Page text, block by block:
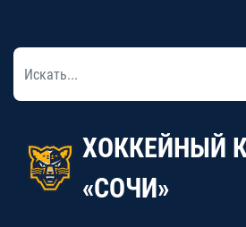
ХОККЕЙНЫЙ
«СОЧИ»